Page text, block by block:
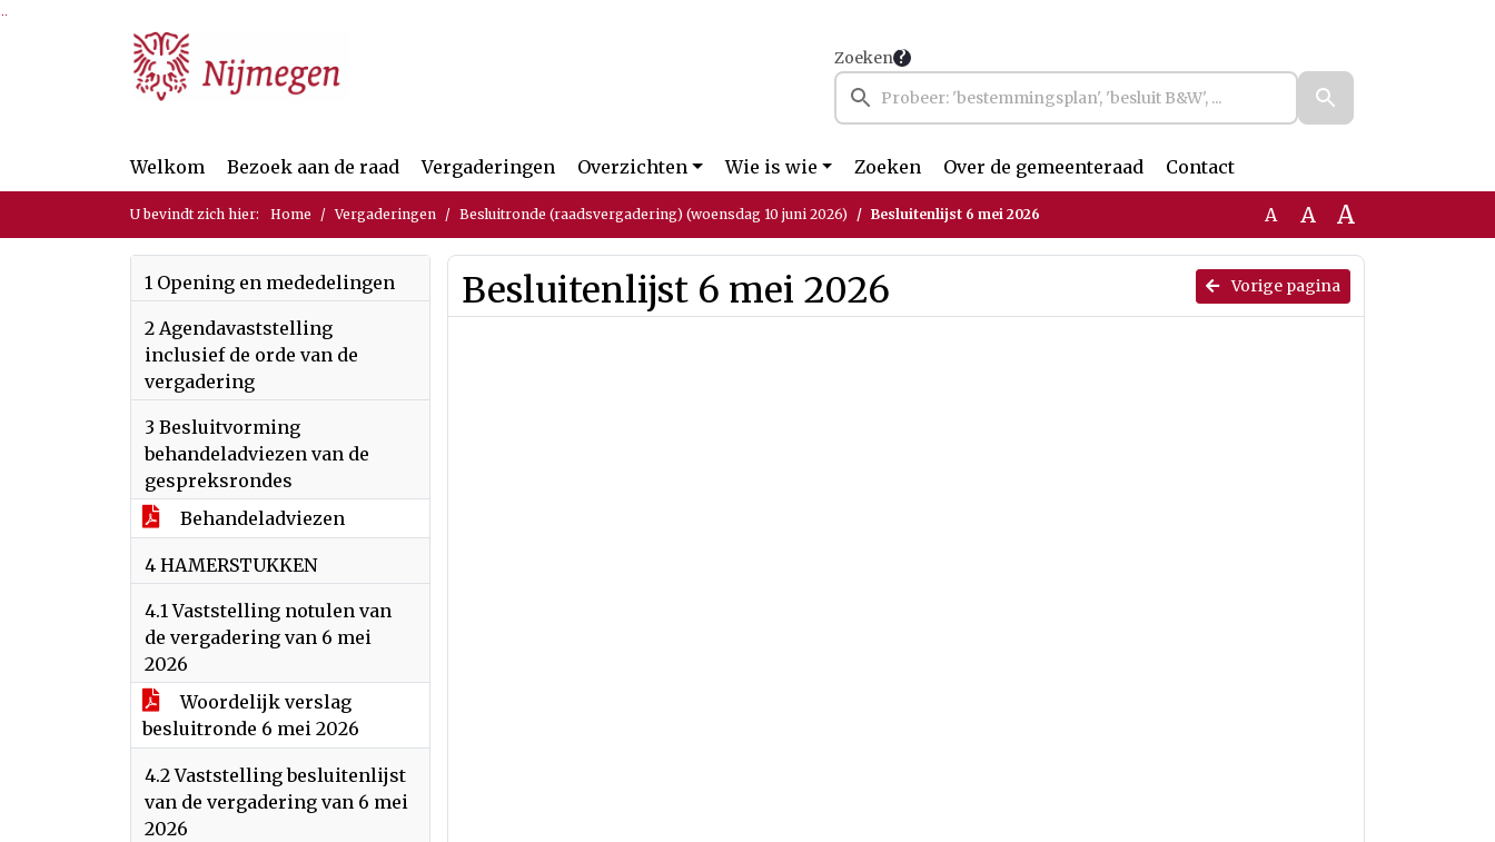
Ga naar de inhoud van deze pagina
Ga naar het zoeken
Ga naar het menu
Zoeken
Welkom Bezoek aan de raad Vergaderingen Overzichten Wie is wie Zoeken Over de gemeenteraad Contact
U bevindt zich hier: Home Vergaderingen Besluitronde (raadsvergadering) (woensdag 10 juni 2026) Besluitenlijst 6 mei 2026 A A A
1 Opening en mededelingen
2 Agendavaststelling
inclusief de orde van de
vergadering
3 Besluitvorming
behandeladviezen van de
gespreksrondes
Behandeladviezen
4 HAMERSTUKKEN
4.1 Vaststelling notulen van
de vergadering van 6 mei
2026
Woordelijk verslag
besluitronde 6 mei 2026
4.2 Vaststelling besluitenlijst
van de vergadering van 6 mei
2026
Vorige pagina
Besluitenlijst 6 mei 2026